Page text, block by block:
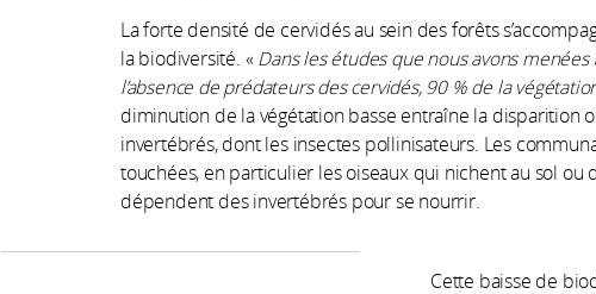
La forte densité de cervidés au sein des forêts
la biodiversité. « Dans les études que nous avons menées
l’absence de prédateurs des cervidés,90 % de la
diminution de la végétation basse entraîne la disparition
invertébrés, dont les insectes pollinisateurs. Les
touchées, en particulier les oiseaux qui nichent au sol ou
dépendent des invertébrés pour se nourrir.
Cette baisse de